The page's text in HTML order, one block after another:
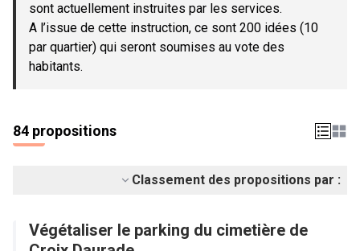
sont actuellement instruites par les services.
A l’issue de cette instruction, ce sont 200 idées (10
par quartier) qui seront soumises au vote des
habitants.
84 propositions
Classement des propositions par :
Végétaliser le parking du cimetière de